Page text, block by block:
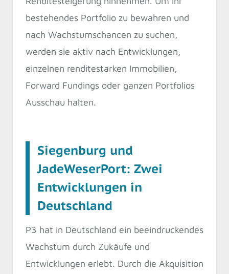
bestehendes Portfolio zu bewahren und
nach Wachstumschancen zu suchen,
werden sie aktiv nach Entwicklungen,
einzelnen renditestarken Immobilien,
Forward Fundings oder ganzen Portfolios
Ausschau halten.
Siegenburg und
JadeWeserPort: Zwei
Entwicklungen in
Deutschland
P3 hat in Deutschland ein beeindruckendes
Wachstum durch Zukäufe und
Entwicklungen erlebt. Durch die Akquisition